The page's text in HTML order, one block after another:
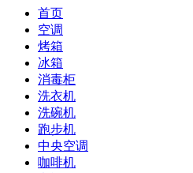
首页
空调
烤箱
冰箱
消毒柜
洗衣机
洗碗机
跑步机
中央空调
咖啡机